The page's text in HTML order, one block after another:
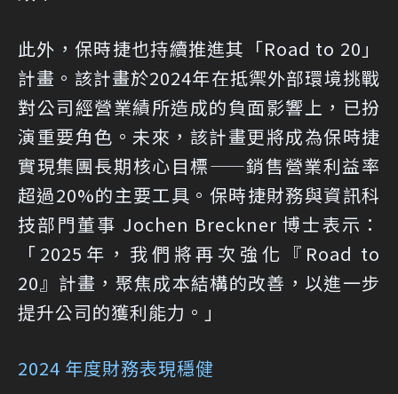
此外，保時捷也持續推進其「Road to 20」
計畫。該計畫於2024年在抵禦外部環境挑戰
對公司經營業績所造成的負面影響上，已扮
演重要角色。未來，該計畫更將成為保時捷
實現集團長期核心目標——銷售營業利益率
超過20%的主要工具。保時捷財務與資訊科
技部門董事 Jochen Breckner 博士表示：
「2025年，我們將再次強化『Road to
20』計畫，聚焦成本結構的改善，以進一步
提升公司的獲利能力。」
2024 年度財務表現穩健